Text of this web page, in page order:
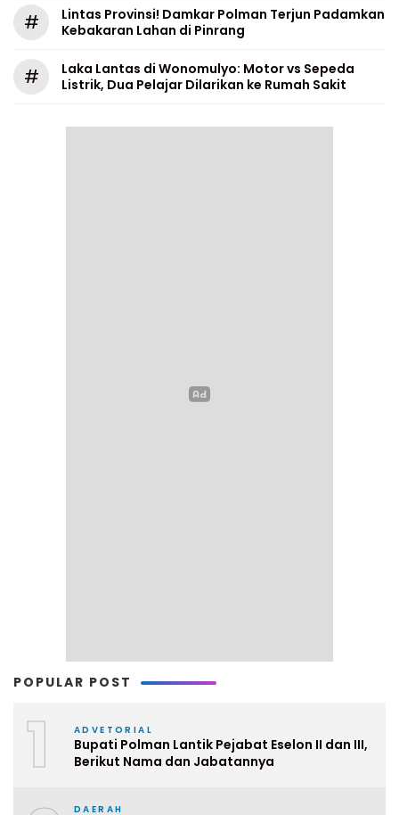
#
Lintas Provinsi! Damkar Polman Terjun Padamkan
Kebakaran Lahan di Pinrang
#
Laka Lantas di Wonomulyo: Motor vs Sepeda
Listrik, Dua Pelajar Dilarikan ke Rumah Sakit
POPULAR POST
1 ADVETORIAL
Bupati Polman Lantik Pejabat Eselon II dan III,
Berikut Nama dan Jabatannya
DAERAH